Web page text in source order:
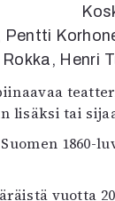
Rokka, Henri
lisäksi tai
1860-
vuotta